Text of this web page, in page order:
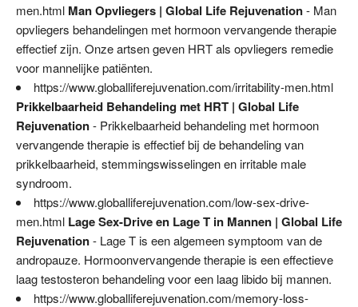
men.html Man Opvliegers | Global Life Rejuvenation- Man
opvliegers behandelingen met hormoon vervangende therapie
effectief zijn. Onze artsen geven HRT als opvliegers remedie
voor mannelijke patiënten.
https://www.globalliferejuvenation.com/irritability-men.html
Prikkelbaarheid Behandeling met HRT | Global Life
Rejuvenation- Prikkelbaarheid behandeling met hormoon
vervangende therapie is effectief bij de behandeling van
prikkelbaarheid, stemmingswisselingen en irritable male
syndroom.
https://www.globalliferejuvenation.com/low-sex-drive-
men.html Lage Sex-Drive en Lage T in Mannen | Global Life
Rejuvenation- Lage T is een algemeen symptoom van de
andropauze. Hormoonvervangende therapie is een effectieve
laag testosteron behandeling voor een laag libido bij mannen.
https://www.globalliferejuvenation.com/memory-loss-